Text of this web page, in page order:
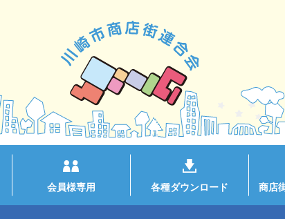
会員様専用 各種ダウンロード 商店